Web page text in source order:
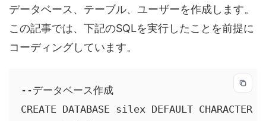
データベース、テーブル、ユーザーを作成します。
この記事では、下記のSQLを実行したことを前提に
コーディングしています。
--データベース作成
CREATE DATABASE silex DEFAULT